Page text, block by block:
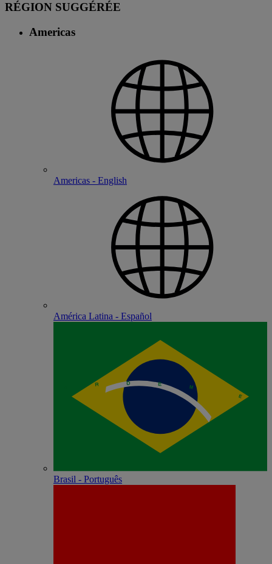
RÉGION SUGGÉRÉE
Americas
Americas - English
América Latina - Español
Brasil - Português